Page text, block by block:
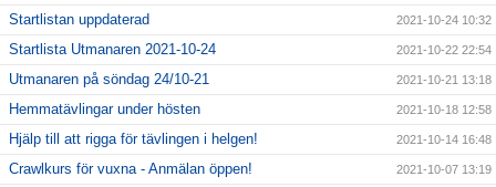
Startlistan uppdaterad 2021-10-24 10:32
Startlista Utmanaren 2021-10-24 2021-10-22 22:54
Utmanaren på söndag 24/10-21 2021-10-21 13:18
Hemmatävlingar under hösten 2021-10-18 12:58
Hjälp till att rigga för tävlingen i helgen! 2021-10-14 16:48
Crawlkurs för vuxna - Anmälan öppen! 2021-10-07 13:19